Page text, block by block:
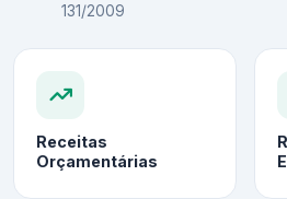
131/2009
Receitas
Orçamentárias